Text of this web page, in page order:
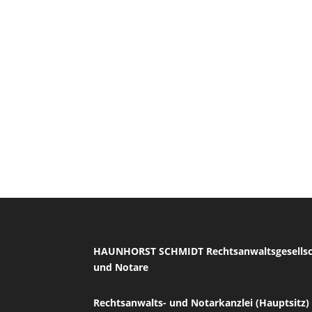
HAUNHORST SCHMIDT
und Notare
Rechtsanwalts- und Notarkanzlei (Hauptsitz)